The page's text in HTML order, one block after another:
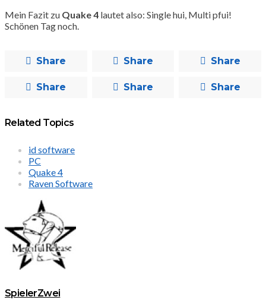
Mein Fazit zu Quake 4 lautet also: Single hui, Multi pfui!
Schönen Tag noch.
Share Share Share
Share Share Share
Related Topics
id software
PC
Quake 4
Raven Software
SpielerZwei